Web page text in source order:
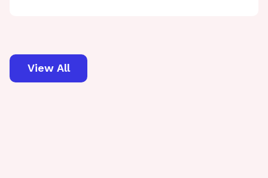
View All